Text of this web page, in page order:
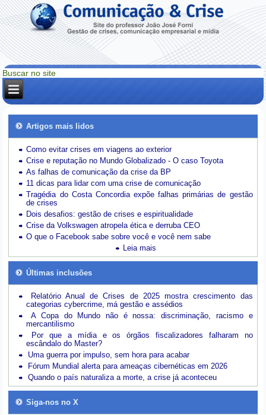
Artigos mais lidos
Como evitar crises em viagens ao exterior
Crise e reputação no Mundo Globalizado - O caso Toyota
As falhas de comunicação da crise da BP
11 dicas para lidar com uma crise de comunicação
Tragédia do Costa Concordia expõe falhas primárias de gestão
de crises
Dois desafios: gestão de crises e espiritualidade
Crise da Volkswagen atropela ética e derruba CEO
O que o Facebook sabe sobre você e você nem sabe
Leia mais
Últimas inclusões
Relatório Anual de Crises de 2025 mostra crescimento das
categorias cybercrime, má gestão e assédios
A Copa do Mundo não é nossa: discriminação, racismo e
mercantilismo
Por que a mídia e os órgãos fiscalizadores falharam no
escândalo do Master?
Uma guerra por impulso, sem hora para acabar
Fórum Mundial alerta para ameaças cibernéticas em 2026
Quando o país naturaliza a morte, a crise já aconteceu
Siga-nos no X